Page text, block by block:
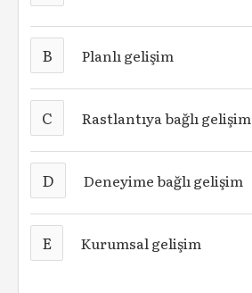
B Planlı gelişim
C Rastlantıya bağlı gelişim
D Deneyime bağlı gelişim
E Kurumsal gelişim